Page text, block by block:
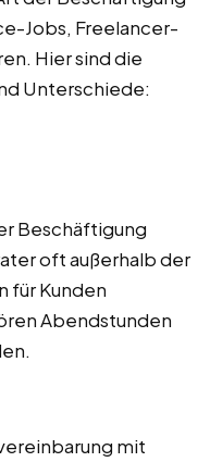
Jobs, Freelancer-
Hier sind die
Unterschiede:
Beschäftigung
oft außerhalb der
für Kunden
Abendstunden
mit